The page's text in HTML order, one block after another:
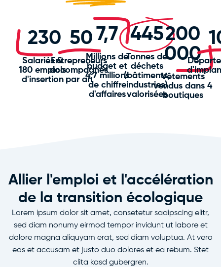
230
Salariés &
180 emplois
d'insertion
50
Entrepreneurs
accompagnés
par an
7,7
Millions de
budget et
4,7 millions
de chiffre
d'affaires
445
Tonnes de
déchets
(bâtiments,
industries)
valorisées
200
000
Vêtements
vendus dans 4
boutiques
Allier l'emploi et l'accélération
de la transition écologique
Lorem ipsum dolor sit amet, consetetur sadipscing elitr,
sed diam nonumy eirmod tempor invidunt ut labore et
dolore magna aliquyam erat, sed diam voluptua. At vero
eos et accusam et justo duo dolores et ea rebum. Stet
clita kasd gubergren.